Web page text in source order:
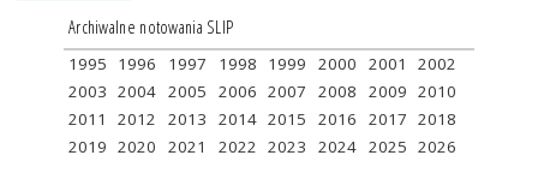
Archiwalne notowania SLIP
1995 1996 1997 1998 1999 2000 2001
2002
2003 2004 2005 2006 2007 2008 2009 2010
2011
2012 2013 2014 2015 2016 2017 2018
2019 2020 2021 2022 2023 2024 2025 2026